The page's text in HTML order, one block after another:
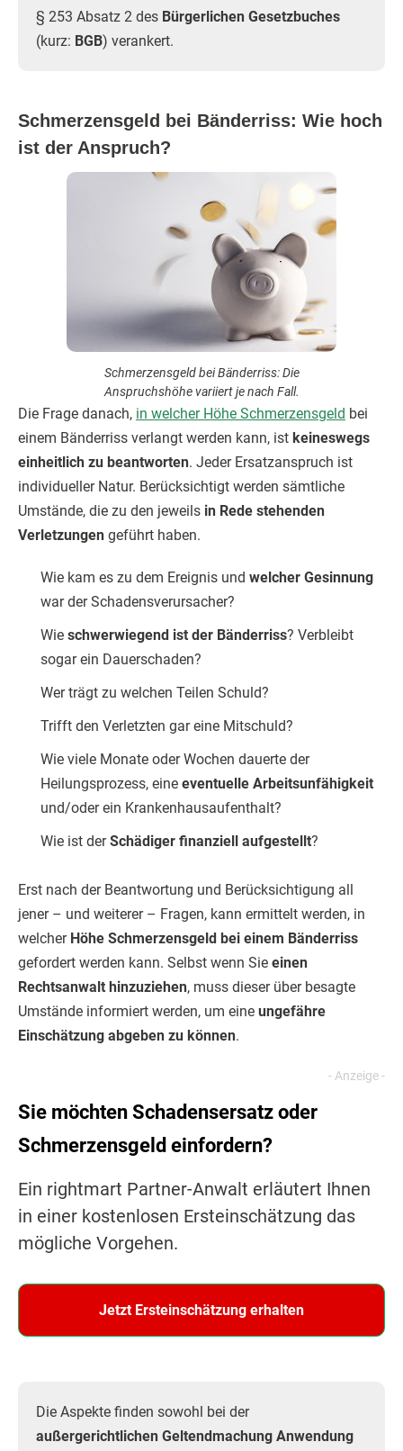
§ 253 Absatz 2 des Bürgerlichen Gesetzbuches
(kurz: BGB) verankert.
Schmerzensgeld bei Bänderriss: Wie hoch
ist der Anspruch?
Schmerzensgeld bei Bänderriss: Die
Anspruchshöhe variiert je nach Fall.
Die Frage danach, in welcher Höhe Schmerzensgeld bei
einem Bänderriss verlangt werden kann, ist keineswegs
einheitlich zu beantworten. Jeder Ersatzanspruch ist
individueller Natur. Berücksichtigt werden sämtliche
Umstän­de, die zu den jeweils in Rede stehenden
Verletzungen geführt haben.
Wie kam es zu dem Ereignis und welcher Gesinnung
war der Schadensverursacher?
Wie schwer­wiegend ist der Bänderriss? Verbleibt
sogar ein Dauer­schaden?
Wer trägt zu welchen Teilen Schuld?
Trifft den Verletzten gar eine Mitschuld?
Wie viele Monate oder Wochen dauerte der
Heilungsprozess, eine eventuelle Arbeitsun­fähigkeit
und/oder ein Kranken­hausaufenthalt?
Wie ist derSchädiger finanziell auf­gestellt?
Erst nach der Beantwortung und Berücksichtigung all
jener – und weiterer – Fragen, kann ermittelt werden, in
welcher Höhe Schmerzensgeld bei einem Bänderriss
gefordert werden kann. Selbst wenn Sie einen
Rechtsanwalt hinzuziehen, muss dieser über besagte
Umstände informiert werden, um eine ungefähre
Einschätzung abgeben zu können.
Sie möchten Schadensersatz oder
Schmerzensgeld einfordern?
Ein rightmart Partner-Anwalt erläutert Ihnen
in einer kostenlosen Ersteinschätzung das
mögliche Vorgehen.
Jetzt Ersteinschätzung erhalten
Die Aspekte finden sowohl bei der
außergerichtlichen Geltendmachung Anwendung